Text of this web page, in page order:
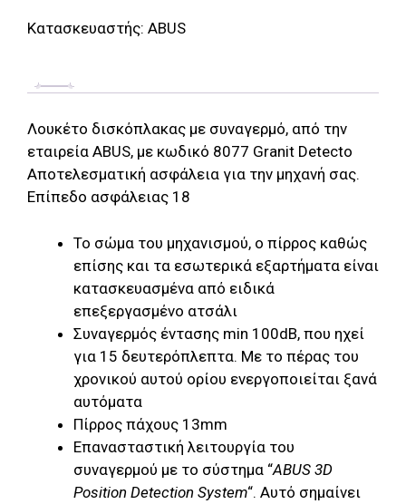
Κατασκευαστής: ABUS
Λουκέτο δισκόπλακας με συναγερμό, από την
εταιρεία ABUS, με κωδικό 8077 Granit Detecto
Αποτελεσματική ασφάλεια για την μηχανή σας.
Επίπεδο ασφάλειας 18
Το σώμα του μηχανισμού, ο πίρρος καθώς
επίσης και τα εσωτερικά εξαρτήματα είναι
κατασκευασμένα από ειδικά
επεξεργασμένο ατσάλι
Συναγερμός έντασης min 100dB, που ηχεί
για 15 δευτερόπλεπτα. Με το πέρας του
χρονικού αυτού ορίου ενεργοποιείται ξανά
αυτόματα
Πίρρος πάχους 13mm
Επανασταστική λειτουργία του
συναγερμού με το σύστημα “ABUS 3D
Position Detection System“. Αυτό σημαίνει